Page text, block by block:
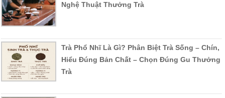
Nghệ Thuật Thưởng Trà
Trà Phổ Nhĩ Là Gì? Phân Biệt Trà Sống – Chín,
Hiểu Đúng Bản Chất – Chọn Đúng Gu Thưởng
Trà